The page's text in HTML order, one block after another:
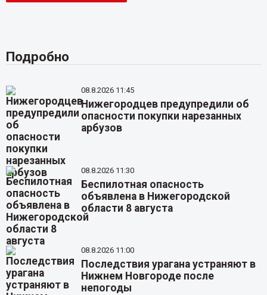
Подробно
08.8.2026 11:45
Нижегородцев предупредили об
опасности покупки нарезанных
арбузов
08.8.2026 11:30
Беспилотная опасность
объявлена в Нижегородской
области 8 августа
08.8.2026 11:00
Последствия урагана устраняют в
Нижнем Новгороде после
непогоды